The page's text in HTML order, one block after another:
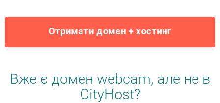
Вже є домен webcam, але не в
CityHost?